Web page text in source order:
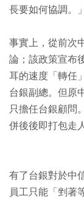
長要如何協調。」
事實上，從前次
論；該政策宣布
耳的速度「轉任
台銀副總。但原
只擔任台銀顧問
併後後即打包走
有了台銀對於中
員工只能「剉著